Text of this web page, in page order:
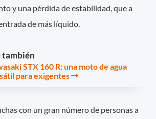
y una pérdida de estabilidad, que a
de más líquido.
también
STX 160 R: una moto de agua
para exigentes
con un gran número de personas a